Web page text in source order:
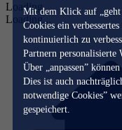
Mit dem Klick auf „geht
Cookies ein
kontinuierlich zu
Partnern personalisierte
Über „anpassen”
Dies ist auch
notwendige Cookies”
gespeichert.
Loading...
Loading...